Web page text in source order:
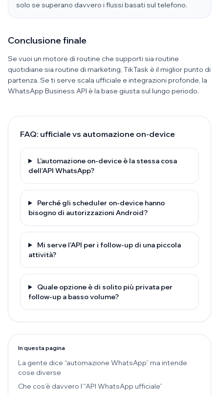
solo se superano davvero i flussi basati sul telefono.
Conclusione finale
Se vuoi un motore di routine che supporti sia routine
quotidiane sia routine di marketing, TikTask è il miglior punto di
partenza. Se ti serve scala ufficiale e integrazioni profonde, la
WhatsApp Business API è la base giusta sul lungo periodo.
FAQ: ufficiale vs automazione on-device
L’automazione on-device è la stessa cosa
dell’API WhatsApp?
Perché gli scheduler on-device hanno
bisogno di autorizzazioni Android?
Mi serve l’API per i follow-up di una piccola
attività?
Quale opzione è di solito più privata per
follow-up a basso volume?
In questa pagina
La gente dice “automazione WhatsApp” ma intende
cose diverse
Che cos’è davvero l’“API WhatsApp ufficiale”